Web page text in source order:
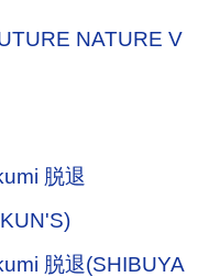
NATURE V
脱退
脱退(SHIBUYA